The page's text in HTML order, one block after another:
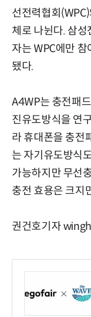
선전력협회
체로 나뉜다. 삼
자는 WPC에만
됐다.
A4WP는 충전패
진유도방식을 연
라 휴대폰을 충전
는 자기유도방식
가능하지만 무선
충전 효용은 크지
권건호기자